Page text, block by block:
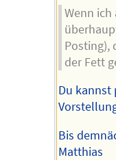
Wenn
Posting),
der Fett
Du kannst
Bis
Matthias